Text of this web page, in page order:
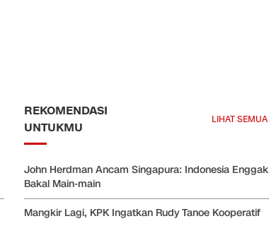
REKOMENDASI
UNTUKMU
LIHAT SEMUA
John Herdman Ancam Singapura: Indonesia Enggak
Bakal Main-main
Mangkir Lagi, KPK Ingatkan Rudy Tanoe Kooperatif